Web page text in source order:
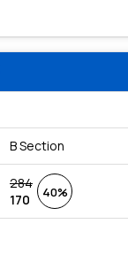
B Section
284
170
40%